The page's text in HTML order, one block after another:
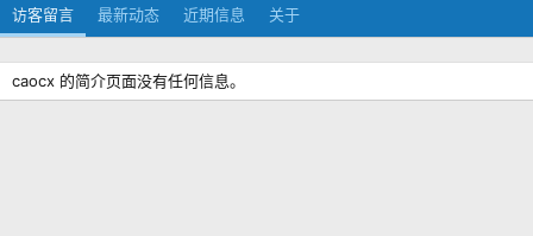
访客留言 最新动态 近期信息 关于
caocx 的简介页面没有任何信息。